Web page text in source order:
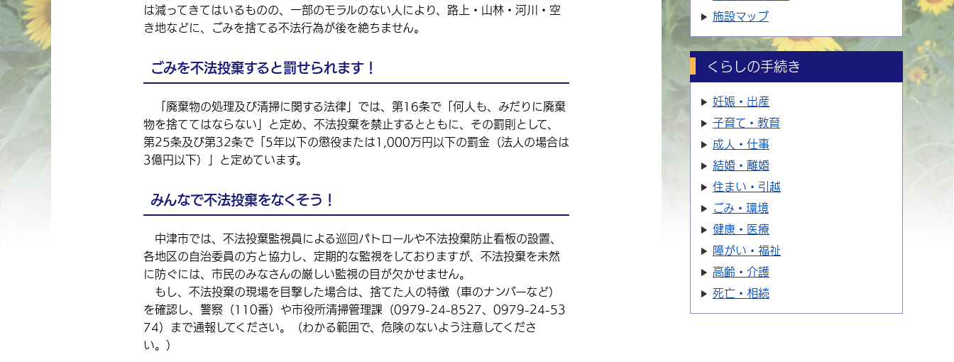
は減ってきてはいるものの、一部のモラルのない人により、路上・山林・河川・空
き地などに、ごみを捨てる不法行為が後を絶ちません。
ごみを不法投棄すると罰せられます！
「廃棄物の処理及び清掃に関する法律」では、第16条で「何人も、みだりに廃棄
物を捨ててはならない」と定め、不法投棄を禁止するとともに、その罰則として、
第25条及び第32条で「5年以下の懲役または1,000万円以下の罰金（法人の場合は
3億円以下）」と定めています。
みんなで不法投棄をなくそう！
中津市では、不法投棄監視員による巡回パトロールや不法投棄防止看板の設置、
各地区の自治委員の方と協力し、定期的な監視をしておりますが、不法投棄を未然
に防ぐには、市民のみなさんの厳しい監視の目が欠かせません。
もし、不法投棄の現場を目撃した場合は、捨てた人の特徴（車のナンバーなど）
を確認し、警察（110番）や市役所清掃管理課（0979-24-8527、0979-24-53
74）まで通報してください。（わかる範囲で、危険のないよう注意してくださ
い。）
施設マップ
くらしの手続き
妊娠・出産
子育て・教育
成人・仕事
結婚・離婚
住まい・引越
ごみ・環境
健康・医療
障がい・福祉
高齢・介護
死亡・相続